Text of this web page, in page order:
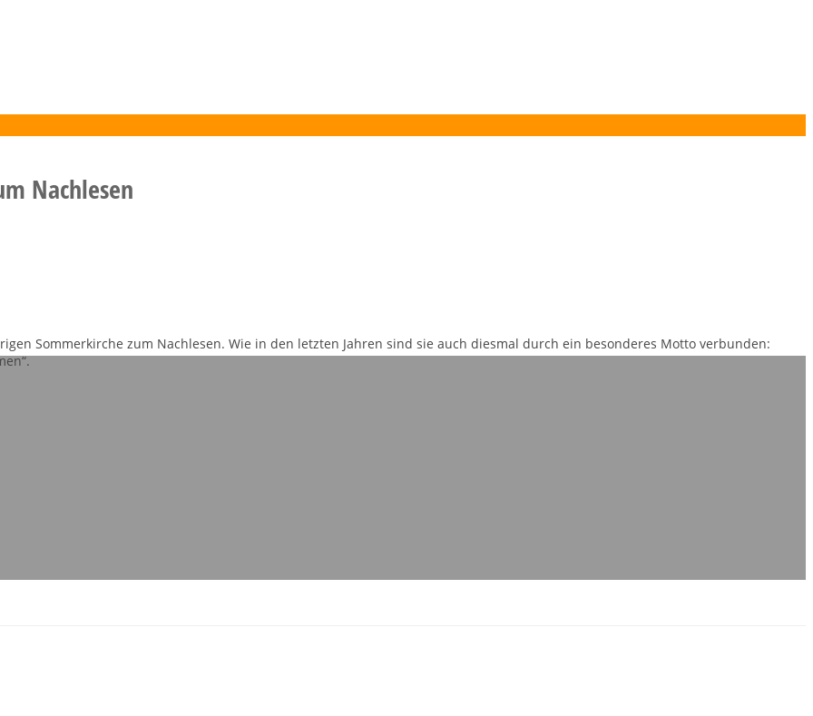
Nachlesen
Sommerkirche zum Nachlesen. Wie in den letzten Jahren sind sie auch diesmal durch ein besonderes Motto verbunden: